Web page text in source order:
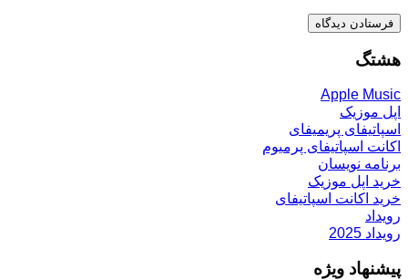
هشتگ
Apple Music
اپل موزیک
اسپاتیفای پریمیفای
اکانت اسپاتیفای پرمیوم
برنامه نویسان
خرید اپل موزیک
خرید اکانت اسپاتیفای
رویداد
رویداد 2025
پیشنهاد ویژه